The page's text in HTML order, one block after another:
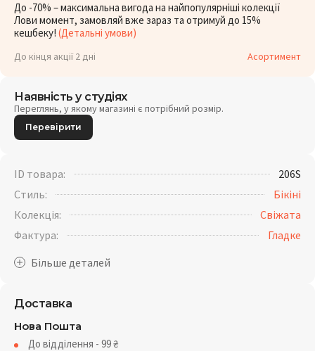
До -70% – максимальна вигода на найпопулярніші колекції
Лови момент, замовляй вже зараз та отримуй до 15%
кешбеку! (Детальні умови)
До кінця акції 2 дні Асортимент
Наявність у студіях
Переглянь, у якому магазині є потрібний розмір.
Перевірити
ID товара:
206S
Стиль:
Бікіні
Колекція:
Свіжата
Фактура:
Гладке
Доставка
Нова Пошта
До відділення - 99₴